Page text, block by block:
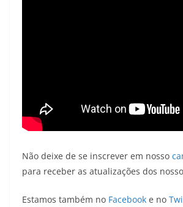
Não deixe de se inscrever em nosso
para receber as atualizações dos
Estamos também no Facebook e no